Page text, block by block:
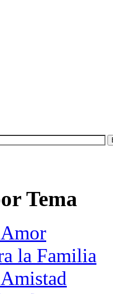
Tema
Amor
la Familia